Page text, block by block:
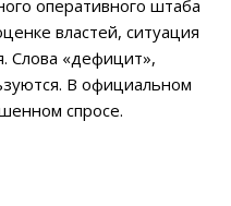
оперативного штаба
властей, ситуация
Слова «дефицит»,
В официальном
спросе.